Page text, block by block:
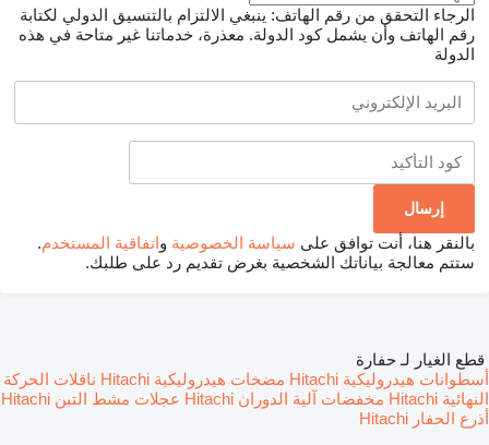
الرجاء التحقق من رقم الهاتف: ينبغي الالتزام بالتنسيق الدولي لكتابة
رقم الهاتف وأن يشمل كود الدولة. معذرة، خدماتنا غير متاحة في هذه
الدولة
بالنقر هنا، أنت توافق على سياسة الخصوصية واتفاقية المستخدم.
ستتم معالجة بياناتك الشخصية بغرض تقديم رد على طلبك.
قطع الغيار لـ حفارة
أسطوانات هيدروليكية Hitachi
مضخات هيدروليكية Hitachi
ناقلات الحركة
النهائية Hitachi
مخفضات آلية الدوران Hitachi
عجلات مشط التبن Hitachi
أذرع الحفار Hitachi